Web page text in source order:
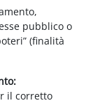
pubblico o
(finalità
il corretto